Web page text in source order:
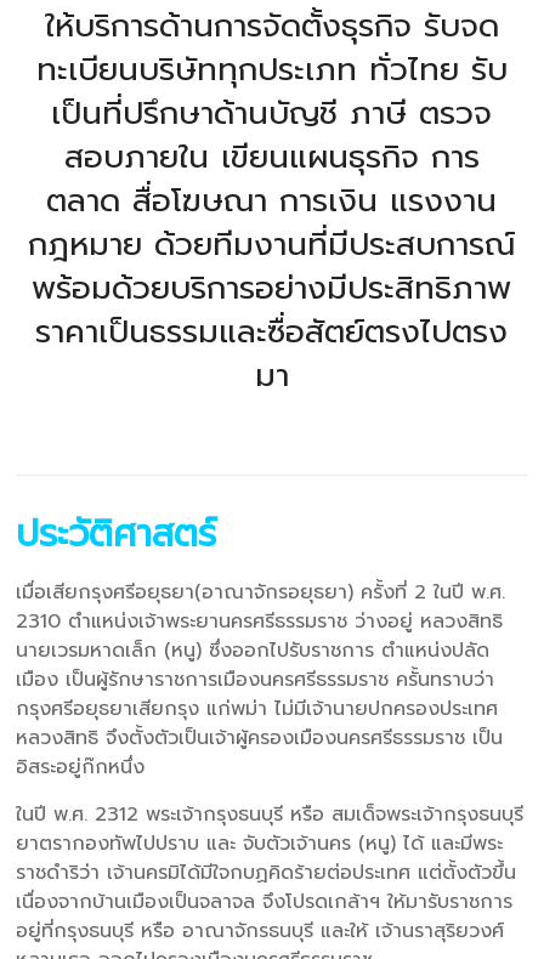
ให้บริการด้านการจัดตั้งธุรกิจ รับจด
ทะเบียนบริษัททุกประเภท ทั่วไทย รับ
เป็นที่ปรึกษาด้านบัญชี ภาษี ตรวจ
สอบภายใน เขียนแผนธุรกิจ การ
ตลาด สื่อโฆษณา การเงิน แรงงาน
กฎหมาย ด้วยทีมงานที่มีประสบการณ์
พร้อมด้วยบริการอย่างมีประสิทธิภาพ
ราคาเป็นธรรมและซื่อสัตย์ตรงไปตรง
มา
ประวัติศาสตร์
เมื่อเสียกรุงศรีอยุธยา(อาณาจักรอยุธยา) ครั้งที่ 2 ในปี พ.ศ.
2310 ตำแหน่งเจ้าพระยานครศรีธรรมราช ว่างอยู่ หลวงสิทธิ
นายเวรมหาดเล็ก (หนู) ซึ่งออกไปรับราชการ ตำแหน่งปลัด
เมือง เป็นผู้รักษาราชการเมืองนครศรีธรรมราช ครั้นทราบว่า
กรุงศรีอยุธยาเสียกรุง แก่พม่า ไม่มีเจ้านายปกครองประเทศ
หลวงสิทธิ จึงตั้งตัวเป็นเจ้าผู้ครองเมืองนครศรีธรรมราช เป็น
อิสระอยู่ก๊กหนึ่ง
ในปี พ.ศ. 2312 พระเจ้ากรุงธนบุรี หรือ สมเด็จพระเจ้ากรุงธนบุรี
ยาตรากองทัพไปปราบ และ จับตัวเจ้านคร (หนู) ได้ และมีพระ
ราชดำริว่า เจ้านครมิได้มีใจกบฏคิดร้ายต่อประเทศ แต่ตั้งตัวขึ้น
เนื่องจากบ้านเมืองเป็นจลาจล จึงโปรดเกล้าฯ ให้มารับราชการ
อยู่ที่กรุงธนบุรี หรือ อาณาจักรธนบุรี และให้ เจ้านราสุริยวงศ์